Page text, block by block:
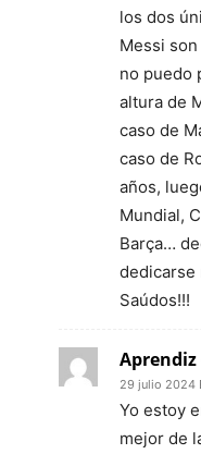
los dos
Messi
no puedo
altura de
caso de
caso de
años,
Mundial,
Barça…
dedicarse
Saúdos!!!
29 julio 2024
Yo estoy
mejor de